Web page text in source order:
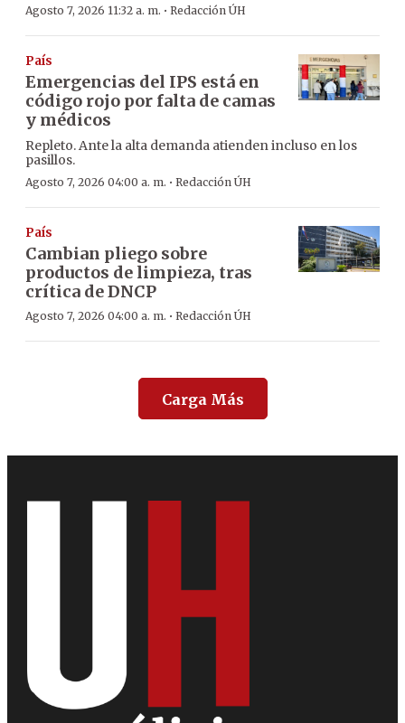
Agosto 7, 2026 11:32 a. m. · Redacción ÚH
País
Emergencias del IPS está en
código rojo por falta de camas
y médicos
Repleto. Ante la alta demanda atienden incluso en los
pasillos.
Agosto 7, 2026 04:00 a. m. · Redacción ÚH
País
Cambian pliego sobre
productos de limpieza, tras
crítica de DNCP
Agosto 7, 2026 04:00 a. m. · Redacción ÚH
Carga Más